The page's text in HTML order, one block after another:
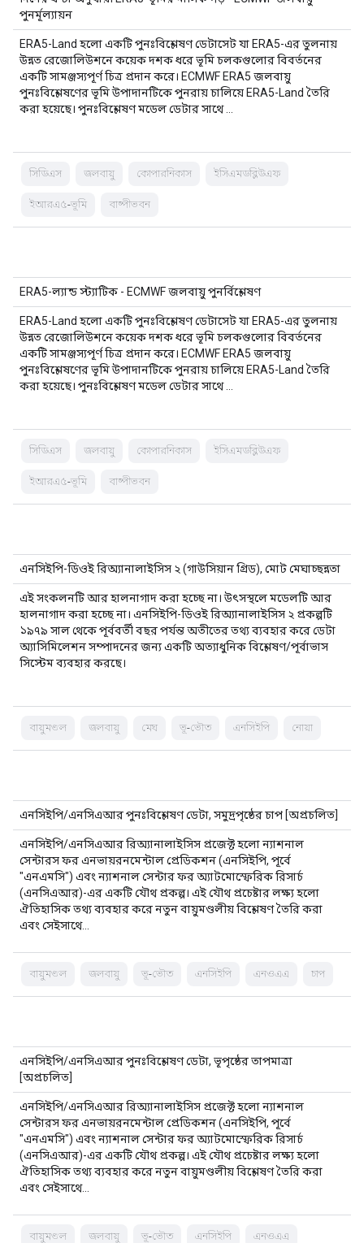
পুনর্মূল্যায়ন
ERA5-Land হলো একটি পুনঃবিশ্লেষণ ডেটাসেট যা ERA5-এর তুলনায়
উন্নত রেজোলিউশনে কয়েক দশক ধরে ভূমি চলকগুলোর বিবর্তনের
একটি সামঞ্জস্যপূর্ণ চিত্র প্রদান করে। ECMWF ERA5 জলবায়ু
পুনঃবিশ্লেষণের ভূমি উপাদানটিকে পুনরায় চালিয়ে ERA5-Land তৈরি
করা হয়েছে। পুনঃবিশ্লেষণ মডেল ডেটার সাথে …
সিডিএস জলবায়ু কোপারনিকাস ইসিএমডব্লিউএফ
ইআরএ৫-ভূমি বাষ্পীভবন
ERA5-ল্যান্ড স্ট্যাটিক - ECMWF জলবায়ু পুনর্বিশ্লেষণ
ERA5-Land হলো একটি পুনঃবিশ্লেষণ ডেটাসেট যা ERA5-এর তুলনায়
উন্নত রেজোলিউশনে কয়েক দশক ধরে ভূমি চলকগুলোর বিবর্তনের
একটি সামঞ্জস্যপূর্ণ চিত্র প্রদান করে। ECMWF ERA5 জলবায়ু
পুনঃবিশ্লেষণের ভূমি উপাদানটিকে পুনরায় চালিয়ে ERA5-Land তৈরি
করা হয়েছে। পুনঃবিশ্লেষণ মডেল ডেটার সাথে …
সিডিএস জলবায়ু কোপারনিকাস ইসিএমডব্লিউএফ
ইআরএ৫-ভূমি বাষ্পীভবন
এনসিইপি-ডিওই রিঅ্যানালাইসিস ২ (গাউসিয়ান গ্রিড), মোট মেঘাচ্ছন্নতা
এই সংকলনটি আর হালনাগাদ করা হচ্ছে না। উৎসস্থলে মডেলটি আর
হালনাগাদ করা হচ্ছে না। এনসিইপি-ডিওই রিঅ্যানালাইসিস ২ প্রকল্পটি
১৯৭৯ সাল থেকে পূর্ববর্তী বছর পর্যন্ত অতীতের তথ্য ব্যবহার করে ডেটা
অ্যাসিমিলেশন সম্পাদনের জন্য একটি অত্যাধুনিক বিশ্লেষণ/পূর্বাভাস
সিস্টেম ব্যবহার করছে।
বায়ুমণ্ডল জলবায়ু মেঘ ভূ-ভৌত এনসিইপি নোয়া
এনসিইপি/এনসিএআর পুনঃবিশ্লেষণ ডেটা, সমুদ্রপৃষ্ঠের চাপ [অপ্রচলিত]
এনসিইপি/এনসিএআর রিঅ্যানালাইসিস প্রজেক্ট হলো ন্যাশনাল
সেন্টারস ফর এনভায়রনমেন্টাল প্রেডিকশন (এনসিইপি, পূর্বে
"এনএমসি") এবং ন্যাশনাল সেন্টার ফর অ্যাটমোস্ফেরিক রিসার্চ
(এনসিএআর)-এর একটি যৌথ প্রকল্প। এই যৌথ প্রচেষ্টার লক্ষ্য হলো
ঐতিহাসিক তথ্য ব্যবহার করে নতুন বায়ুমণ্ডলীয় বিশ্লেষণ তৈরি করা
এবং সেইসাথে…
বায়ুমণ্ডল জলবায়ু ভূ-ভৌত এনসিইপি এনওএএ চাপ
এনসিইপি/এনসিএআর পুনঃবিশ্লেষণ ডেটা, ভূপৃষ্ঠের তাপমাত্রা
[অপ্রচলিত]
এনসিইপি/এনসিএআর রিঅ্যানালাইসিস প্রজেক্ট হলো ন্যাশনাল
সেন্টারস ফর এনভায়রনমেন্টাল প্রেডিকশন (এনসিইপি, পূর্বে
"এনএমসি") এবং ন্যাশনাল সেন্টার ফর অ্যাটমোস্ফেরিক রিসার্চ
(এনসিএআর)-এর একটি যৌথ প্রকল্প। এই যৌথ প্রচেষ্টার লক্ষ্য হলো
ঐতিহাসিক তথ্য ব্যবহার করে নতুন বায়ুমণ্ডলীয় বিশ্লেষণ তৈরি করা
এবং সেইসাথে…
বায়ুমণ্ডল জলবায়ু ভূ-ভৌত এনসিইপি এনওএএ